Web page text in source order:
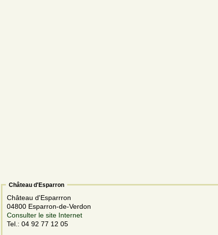
Château d'Esparron
Château d'Esparrron
04800 Esparron-de-Verdon
Consulter le site Internet
Tel.: 04 92 77 12 05